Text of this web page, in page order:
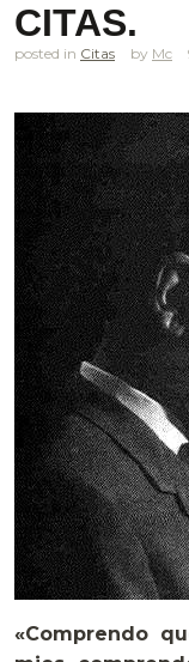
CITAS.
posted in Citas Mc
«Comprendo